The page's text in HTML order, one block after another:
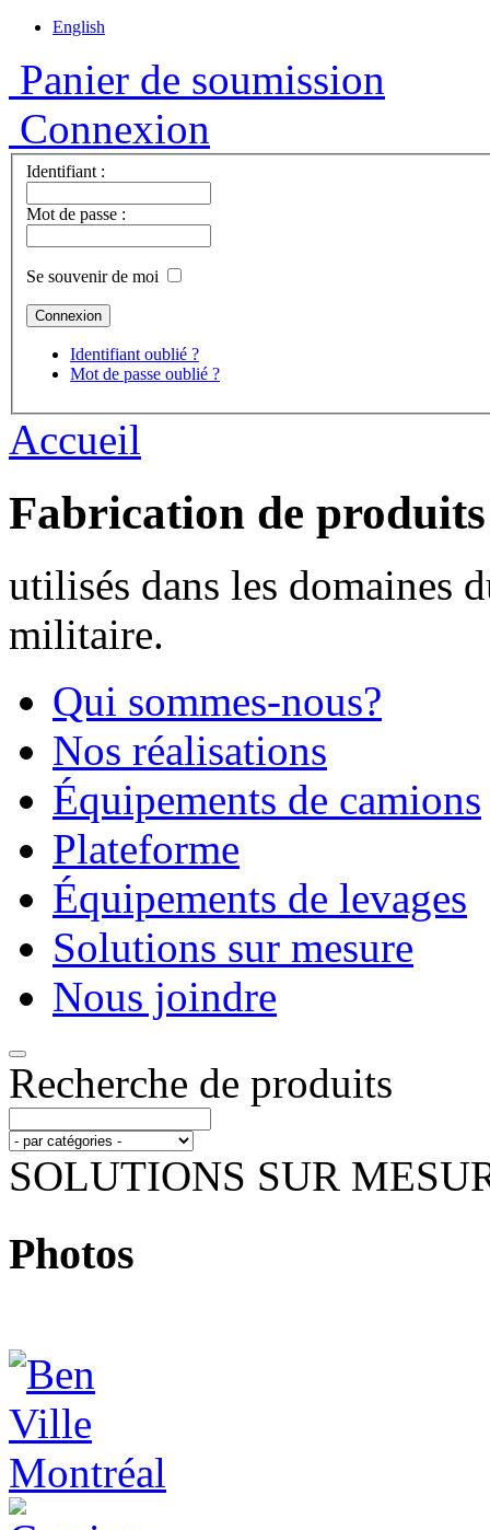
English
Panier de soumission
Connexion
Identifiant :
Mot de passe :
Se souvenir de moi
Identifiant oublié ?
Mot de passe oublié ?
Accueil
Fabrication de
utilisés dans les domaines
militaire.
Qui sommes-nous?
Nos réalisations
Équipements de camions
Plateforme
Équipements de levages
Solutions sur mesure
Nous joindre
Recherche de produits
SOLUTIONS SUR
Photos